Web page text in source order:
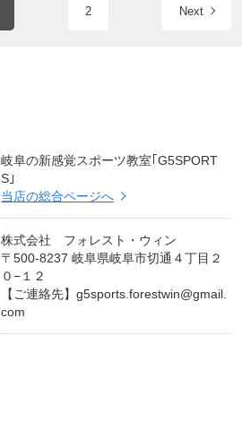
2 Next
岐阜の新感覚スポーツ教室｢G5SPORT
S｣
当店の総合ページへ
株式会社 フォレスト・ウィン
〒500-8237 岐阜県岐阜市切通４丁目２
０−１２
【ご連絡先】 g5sports.forestwin@gmail.
com